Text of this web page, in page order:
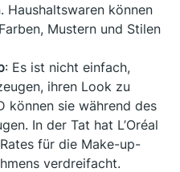
Haushaltswaren können
Mustern und Stilen
: Es ist nicht einfach,
ihren Look zu
können sie während des
In der Tat hat L’Oréal
für die Make-up-
verdreifacht.